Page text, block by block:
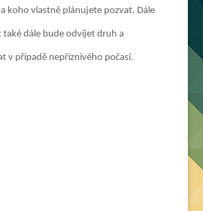
koho vlastně plánujete pozvat. Dále
dále bude odvíjet druh a
v případě nepříznivého počasí.